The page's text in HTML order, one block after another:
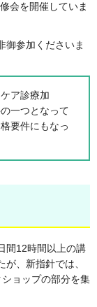
会を開催していま
御参加くださいま
ア診療加
一つとなって
要件にもなっ
間12時間以上の講
、新指針では、
ョップの部分を集